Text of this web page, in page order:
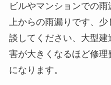
ビルやマンションでの
上からの雨漏りです、
談してください、大型
害が大きくなるほど修
になります。